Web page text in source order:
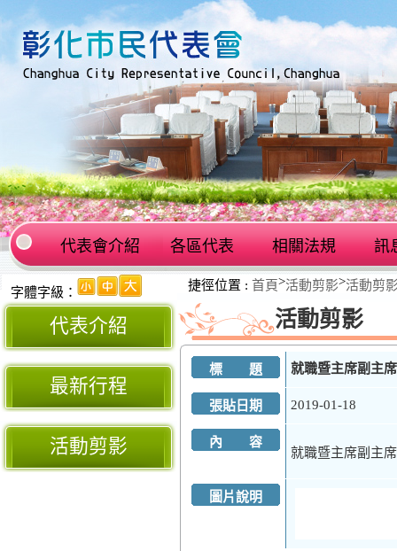
代表會介紹 各區代表 相關法規 訊
字體字級：
代表介紹
最新行程
活動剪影
捷徑位置 : 首頁>活動剪影>活動剪
活動剪影
標 題 就職暨主席副主
張貼日期 2019-01-18
內 容
就職暨主席副主
圖片說明